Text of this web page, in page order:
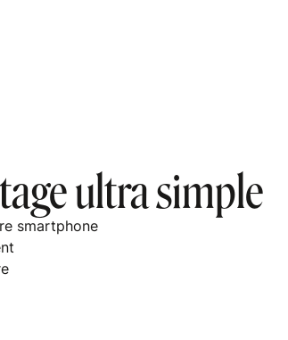
ultra simple
smartphone